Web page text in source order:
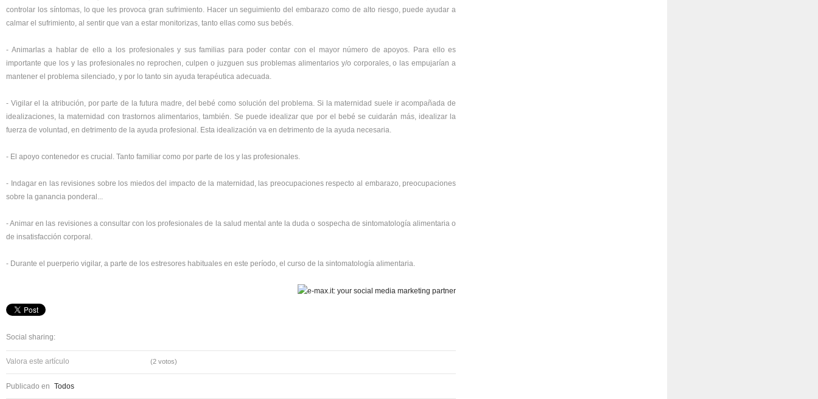
controlar los síntomas, lo que les provoca gran sufrimiento. Hacer un seguimiento del embarazo como de alto riesgo, puede ayudar a
calmar el sufrimiento, al sentir que van a estar monitorizas, tanto ellas como sus bebés.
- Animarlas a hablar de ello a los profesionales y sus familias para poder contar con el mayor número de apoyos. Para ello es
importante que los y las profesionales no reprochen, culpen o juzguen sus problemas alimentarios y/o corporales, o las empujarían a
mantener el problema silenciado, y por lo tanto sin ayuda terapéutica adecuada.
- Vigilar el la atribución, por parte de la futura madre, del bebé como solución del problema. Si la maternidad suele ir acompañada de
idealizaciones, la maternidad con trastornos alimentarios, también. Se puede idealizar que por el bebé se cuidarán más, idealizar la
fuerza de voluntad, en detrimento de la ayuda profesional. Esta idealización va en detrimento de la ayuda necesaria.
- El apoyo contenedor es crucial. Tanto familiar como por parte de los y las profesionales.
- Indagar en las revisiones sobre los miedos del impacto de la maternidad, las preocupaciones respecto al embarazo, preocupaciones
sobre la ganancia ponderal...
- Animar en las revisiones a consultar con los profesionales de la salud mental ante la duda o sospecha de sintomatología alimentaria o
de insatisfacción corporal.
- Durante el puerperio vigilar, a parte de los estresores habituales en este período, el curso de la sintomatología alimentaria.
Social sharing:
Valora este artículo (2 votos)
Publicado en Todos